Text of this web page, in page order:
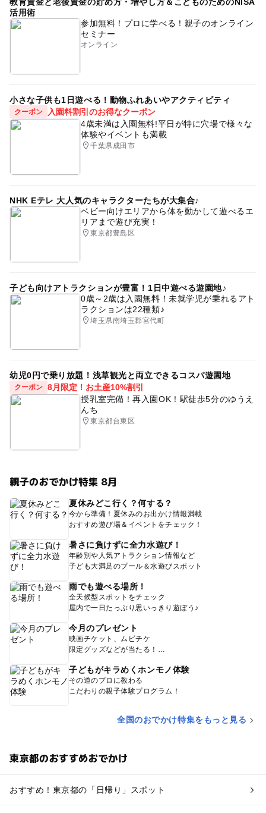
活用術
参加無料！プロに学べる！親子のオンライン
セミナー
オンライン
小さな子供も1日遊べる！動物ふれあいやアクティビティ
クーポン
入園料割引のお得なクーポン
4歳未満は入園無料!平日が特に穴場で様々な
体験やイベントも満載
千葉県成田市
NHK Eテレ 大人気のキャラクターたちが大集合♪
ベビー向けエリアから体を動かして遊べるエ
リアまで遊び充実！
東京都豊島区
子ども向けアトラクションが豊富！1日中遊べる遊園地♪
0歳～2歳は入園無料！未就学児が乗れるアト
ラクションは22種類♪
埼玉県南埼玉郡宮代町
幼児0円で乗り放題！浅草観光と両立できるコスパ遊園地
クーポン 8月限定！お土産10%割引
授乳室完備！再入園OK！駅徒歩5分のゆうえ
んち
東京都台東区
親子のおでかけ特集 8月
夏休みどこ行く？何する？
今から準備！夏休みのお出かけ情報満載
おすすめ遊び場＆イベントをチェック！
暑さに負けずに全力水遊び！
年齢別や人気アトラクション情報など
子ども大満足のプール＆水遊びスポット
雨でも遊べる場所！
全天候型スポットをチェック
屋内で一日たっぷり思いっきり遊ぼう♪
今月のプレゼント
映画チケット、ムビチケ
限定グッズなどが当たる！
子どもがキラめくホンモノ体験
その道のプロに教わる
こだわりの親子体験プログラム！
全国のおでかけ特集をもっと見る
東京都のおすすめおでかけ
おすすめ！東京都の「日帰り」スポット